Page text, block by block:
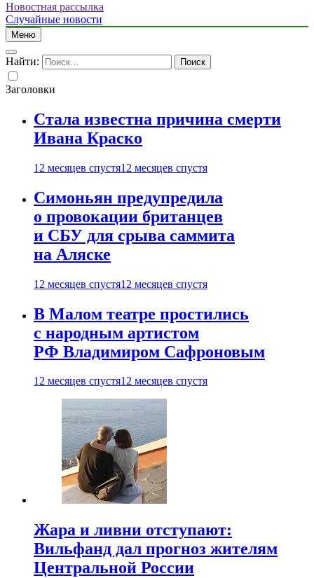
Новостная рассылка
Случайные новости
Меню
Найти:
Заголовки
Стала известна причина смерти
Ивана Краско
12 месяцев спустя12 месяцев спустя
Симоньян предупредила
о провокации британцев
и СБУ для срыва саммита
на Аляске
12 месяцев спустя12 месяцев спустя
В Малом театре простились
с народным артистом
РФ Владимиром Сафроновым
12 месяцев спустя12 месяцев спустя
Жара и ливни отступают:
Вильфанд дал прогноз жителям
Центральной России